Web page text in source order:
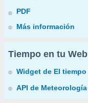
PDF
Más información
Tiempo en tu Web
Widget de El tiempo
API de Meteorología